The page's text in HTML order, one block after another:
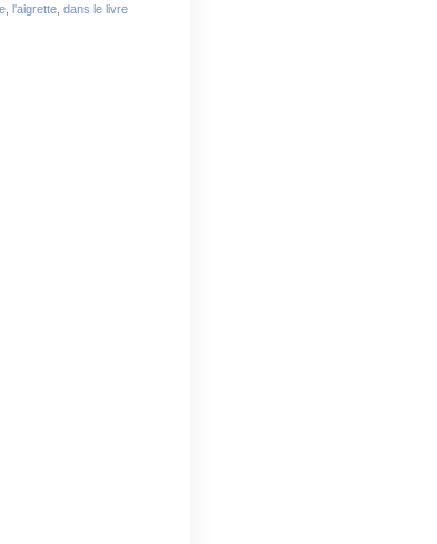
l'aigrette dans le livre